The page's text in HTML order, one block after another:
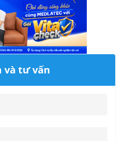
và tư vấn